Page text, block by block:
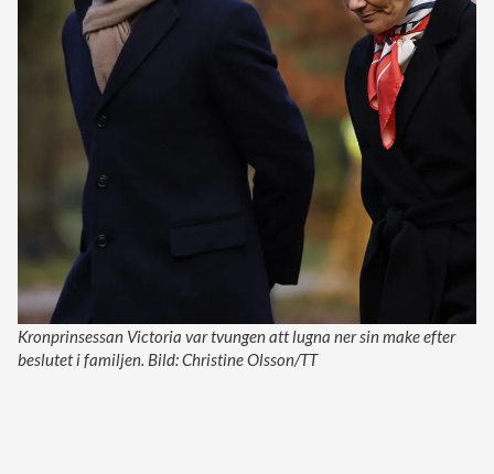
Kronprinsessan Victoria var tvungen att lugna ner sin make efter
beslutet i familjen. Bild: Christine Olsson/TT